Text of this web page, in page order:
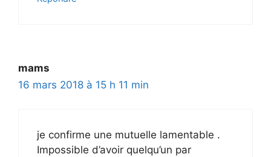
mams
16 mars 2018 à 15 h 11 min
je confirme une mutuelle lamentable .
Impossible d’avoir quelqu’un par